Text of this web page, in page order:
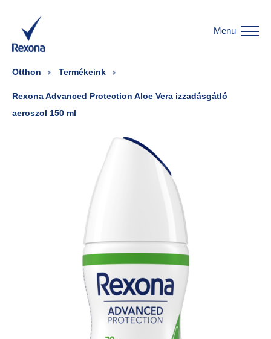
Menu
Otthon Termékeink
Rexona Advanced Protection Aloe Vera izzadásgátló
aeroszol 150 ml